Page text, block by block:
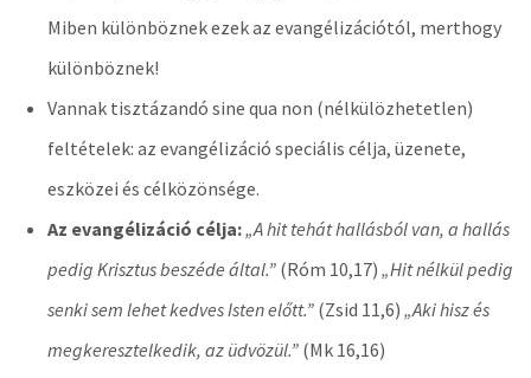
Miben különböznek ezek az evangélizációtól, merthogy
különböznek!
Vannak tisztázandó sine qua non (nélkülözhetetlen)
feltételek: az evangélizáció speciális célja, üzenete,
eszközei és célközönsége.
Az evangélizáció célja:„A hit tehát hallásból van, a hallás
pedig Krisztus beszéde által.” (Róm 10,17) „Hit nélkül pedig
senki sem lehet kedves Isten előtt.” (Zsid 11,6) „Aki hisz és
megkeresztelkedik, az üdvözül.” (Mk 16,16)